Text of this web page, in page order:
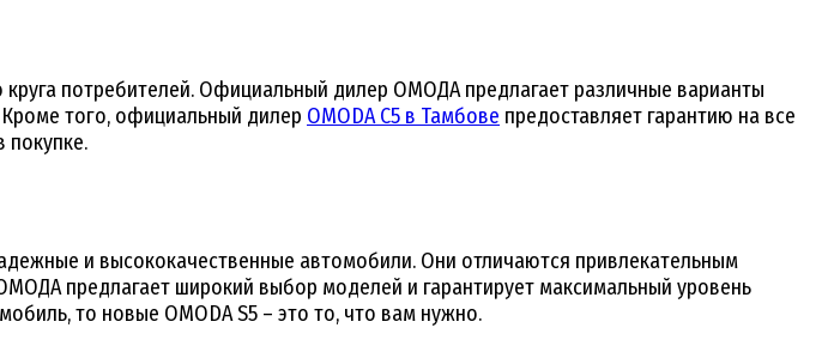
потребителей. Официальный дилер ОМОДА предлагает различные варианты
того, официальный дилер OMODA C5 в Тамбове предоставляет гарантию на все
покупке.
и высококачественные автомобили. Они отличаются привлекательным
предлагает широкий выбор моделей и гарантирует максимальный уровень
то новые OMODA S5 – это то, что вам нужно.